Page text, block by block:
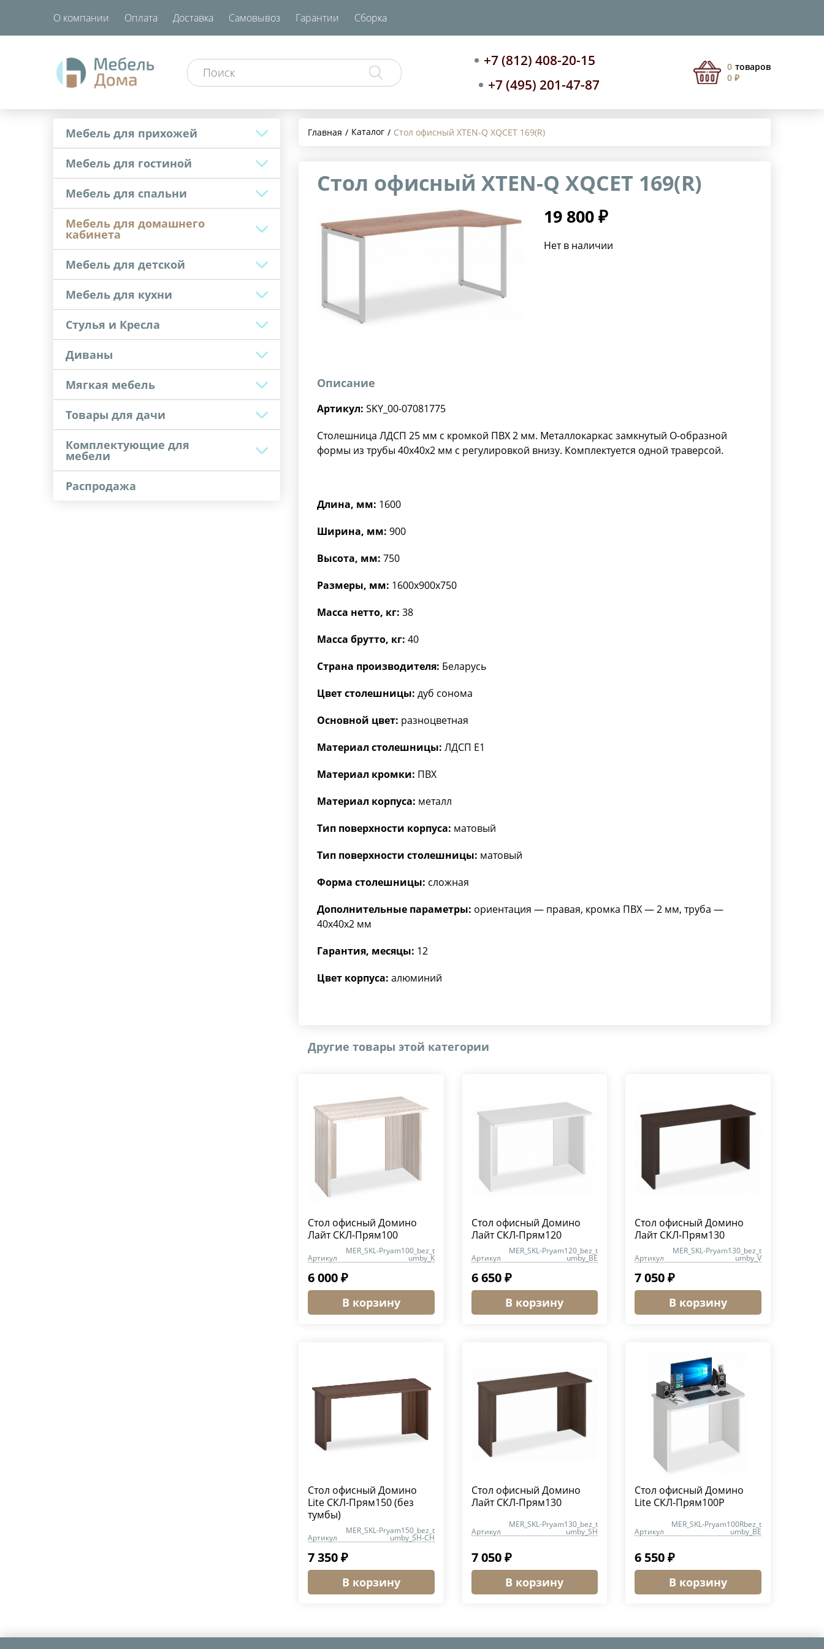
О компании Оплата Доставка Самовывоз Гарантии Сборка
+7 (812) 408-20-15
+7 (495) 201-47-87
0 товаров
0 ₽
Мебель для прихожей
Мебель для гостиной
Мебель для спальни
Мебель для домашнего
кабинета
Мебель для детской
Мебель для кухни
Стулья и Кресла
Диваны
Мягкая мебель
Товары для дачи
Комплектующие для
мебели
Распродажа
Главная Каталог Стол офисный XTEN-Q XQCET 169(R)
Стол офисный XTEN-Q XQCET 169(R)
19 800 ₽
Нет в наличии
Описание
Артикул: SKY_00-07081775
Столешница ЛДСП 25 мм c кромкой ПВХ 2 мм. Металлокаркас замкнутый О-образной
формы из трубы 40х40х2 мм с регулировкой внизу. Комплектуется одной траверсой.
Длина, мм: 1600
Ширина, мм: 900
Высота, мм: 750
Размеры, мм: 1600x900x750
Масса нетто, кг: 38
Масса брутто, кг: 40
Страна производителя: Беларусь
Цвет столешницы: дуб сонома
Основной цвет: разноцветная
Материал столешницы: ЛДСП Е1
Материал кромки: ПВХ
Материал корпуса: металл
Тип поверхности корпуса: матовый
Тип поверхности столешницы: матовый
Форма столешницы: сложная
Дополнительные параметры: ориентация — правая, кромка ПВХ — 2 мм, труба —
40х40х2 мм
Гарантия, месяцы: 12
Цвет корпуса: алюминий
Другие товары этой категории
Стол офисный Домино
Лайт СКЛ-Прям100
Артикул
MER_SKL-Pryam100_bez_t
umby_K
6 000 ₽
В корзину
Стол офисный Домино
Лайт СКЛ-Прям120
Артикул
MER_SKL-Pryam120_bez_t
umby_BE
6 650 ₽
В корзину
Стол офисный Домино
Лайт СКЛ-Прям130
Артикул
MER_SKL-Pryam130_bez_t
umby_V
7 050 ₽
В корзину
Стол офисный Домино
Lite СКЛ-Прям150 (без
тумбы)
Артикул
MER_SKL-Pryam150_bez_t
umby_SH-CH
7 350 ₽
В корзину
Стол офисный Домино
Лайт СКЛ-Прям130
Артикул
MER_SKL-Pryam130_bez_t
umby_SH
7 050 ₽
В корзину
Стол офисный Домино
Lite СКЛ-Прям100Р
Артикул
MER_SKL-Pryam100Rbez_t
umby_BE
6 550 ₽
В корзину